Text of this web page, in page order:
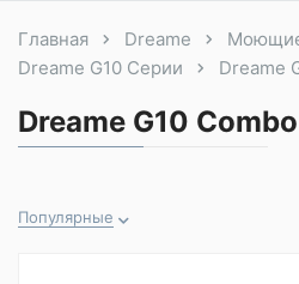
Главная Dreame
Dreame G10 Серии
Dreame
Dreame G10
Популярные